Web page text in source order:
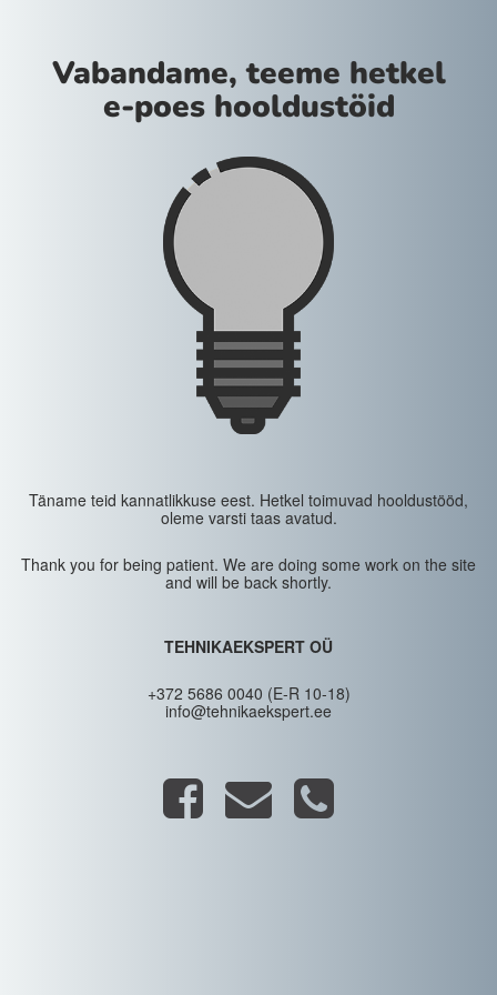
Vabandame, teeme hetkel
e-poes hooldustöid
Täname teid kannatlikkuse eest. Hetkel toimuvad hooldustööd,
oleme varsti taas avatud.
Thank you for being patient. We are doing some work on the site
and will be back shortly.
TEHNIKAEKSPERT OÜ
+372 5686 0040 (E-R 10-18)
info@tehnikaekspert.ee